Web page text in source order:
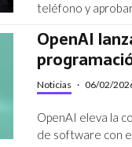
teléfono y
OpenAI
Noticias · 06/02/
OpenAI eleva la
de software con